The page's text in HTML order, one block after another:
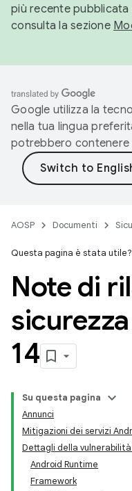
più recente pubblicata
consulta la sezione
Google utilizza la
nella tua lingua
potrebbero contenere
AOSP Documenti
Questa pagina è stata utile?
Note di
14
Su questa pagina
Annunci
Mitigazioni dei servizi
Dettagli della vulnerabilità
Android Runtime
Framework